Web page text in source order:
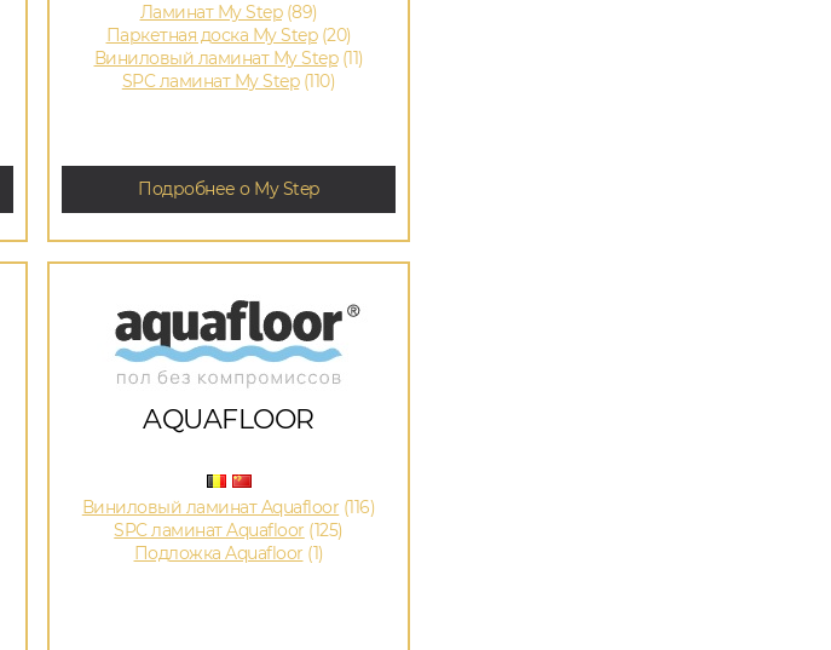
Ламинат My Step(89)
Паркетная доска My Step(20)
Виниловый ламинат My Step(11)
SPC ламинат My Step(110)
Подробнее о My Step
AQUAFLOOR
Виниловый ламинат Aquafloor (116)
SPC ламинат Aquafloor (125)
Подложка Aquafloor (1)